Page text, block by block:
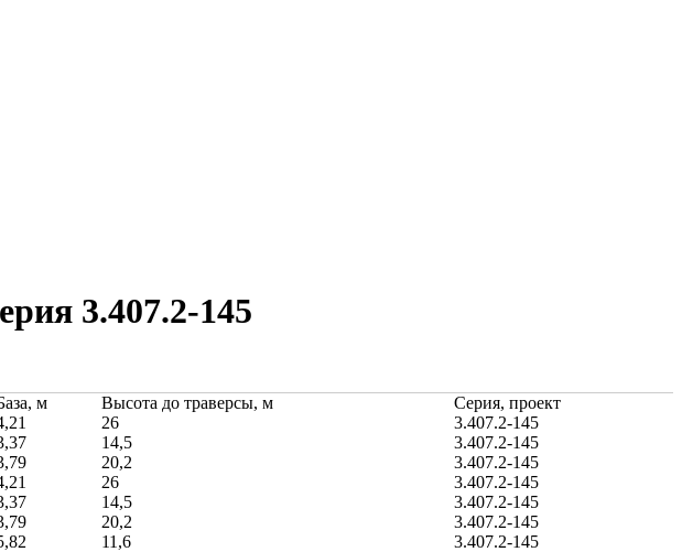
3.407.2-145
м Высота до траверсы, м
Серия, проект
26
3.407.2-145
14,5
3.407.2-145
20,2
3.407.2-145
26
3.407.2-145
14,5
3.407.2-145
20,2
3.407.2-145
11,6
3.407.2-145